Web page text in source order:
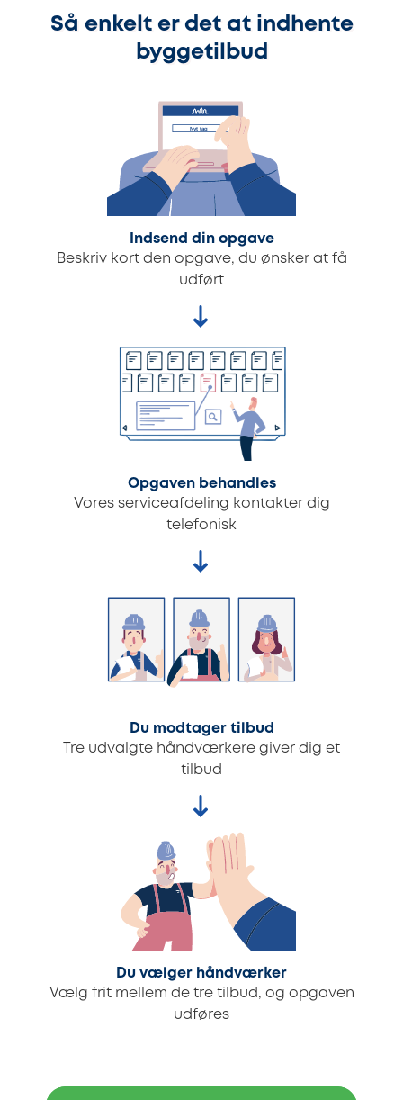
Så enkelt er det at indhente
byggetilbud
Indsend din opgave
Beskriv kort den opgave, du ønsker at få
udført
Opgaven behandles
Vores serviceafdeling kontakter dig
telefonisk
Du modtager tilbud
Tre udvalgte håndværkere giver dig et
tilbud
Du vælger håndværker
Vælg frit mellem de tre tilbud, og opgaven
udføres